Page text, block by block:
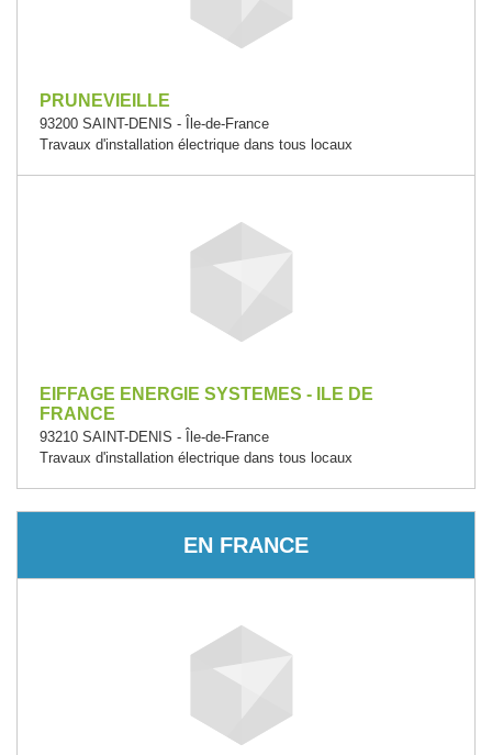
PRUNEVIEILLE
93200 SAINT-DENIS - Île-de-France
Travaux d'installation électrique dans tous locaux
EIFFAGE ENERGIE SYSTEMES - ILE DE
FRANCE
93210 SAINT-DENIS - Île-de-France
Travaux d'installation électrique dans tous locaux
EN FRANCE